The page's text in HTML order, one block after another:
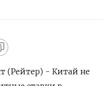
(Рейтер) - Китай не